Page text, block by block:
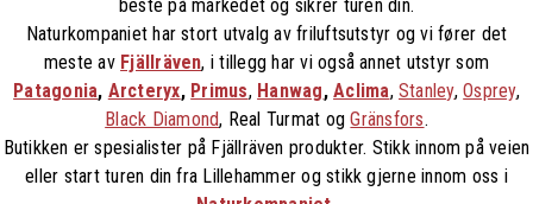
beste på markedet og sikrer turen din.
Naturkompaniet har stort utvalg av friluftsutstyr og vi fører det
meste av Fjällräven, i tillegg har vi også annet utstyr som
Patagonia, Arcteryx, Primus, Hanwag, Aclima, Stanley,Osprey,
Black Diamond, Real Turmat ogGränsfors.
Butikken er spesialister på Fjällräven produkter. Stikk innom på veien
eller start turen din fra Lillehammer og stikk gjerne innom oss i